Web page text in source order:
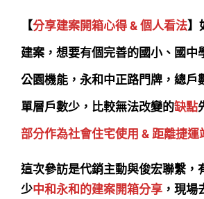
【分享建案開箱心得 & 個人看法】
建案，想要有個完善的國小、國中
公園機能，永和中正路門牌，總戶
單層戶數少，比較無法改變的缺點
部分作為社會住宅使用 & 距離捷運
這次參訪是代銷主動與俊宏聯繫，
少中和永和的建案開箱分享 ，現